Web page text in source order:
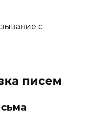
с
писем